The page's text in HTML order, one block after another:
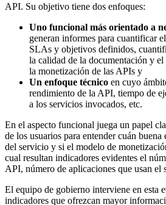
API. Su objetivo tiene dos enfoques:
Uno funcional más orientado a
generan informes para cuantificar
SLAs y objetivos definidos,
la calidad de la documentación y
la monetización de las APIs y
Un enfoque técnico en cuyo
rendimiento de la API, tiempo de
a los servicios invocados, etc.
En el aspecto funcional juega un papel
de los usuarios para entender cuán
del servicio y si el modelo de
cual resultan indicadores evidentes el
API, número de aplicaciones que usan el
El equipo de gobierno interviene en esta
indicadores que ofrezcan mayor